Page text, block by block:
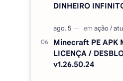
DINHEIRO
Minecraft PE APK
LICENÇA /
v1.26.50.24